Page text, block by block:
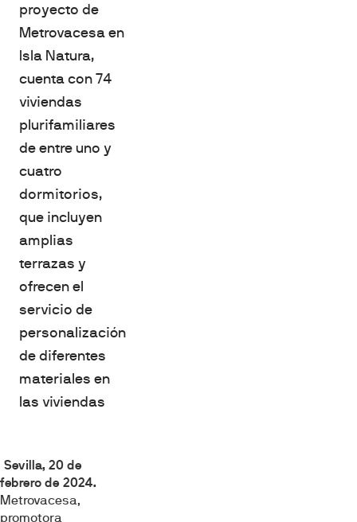
proyecto de
Metrovacesa en
Isla Natura,
cuenta con 74
viviendas
plurifamiliares
de entre uno y
cuatro
dormitorios,
que incluyen
amplias
terrazas y
ofrecen el
servicio de
personalización
de diferentes
materiales en
las viviendas
Sevilla, 20 de
febrero de 2024.
Metrovacesa,
promotora